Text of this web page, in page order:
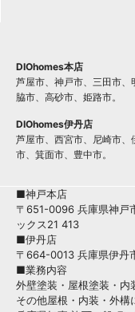
DIOhomes本店
芦屋市、神戸市、三田市
脇市、高砂市、姫路市。
DIOhomes伊丹店
芦屋市、西宮市、尼崎市、
市、箕面市、豊中市。
■神戸本店
〒651-0096 兵庫県神戸
ックス21 413
■伊丹店
〒664-0013 兵庫県伊丹
■業務内容
外壁塗装・屋根塗装・内
その他屋根・内装・外